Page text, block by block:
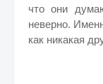
что они
неверно.
как никакая